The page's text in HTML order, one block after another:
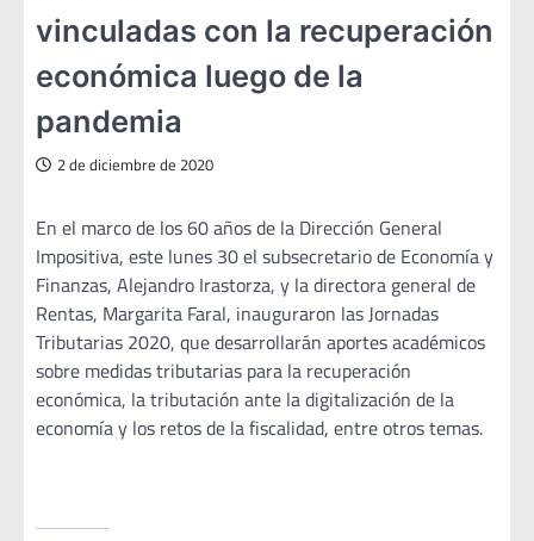
vinculadas con la recuperación
económica luego de la
pandemia
2 de diciembre de 2020
En el marco de los 60 años de la Dirección General
Impositiva, este lunes 30 el subsecretario de Economía y
Finanzas, Alejandro Irastorza, y la directora general de
Rentas, Margarita Faral, inauguraron las Jornadas
Tributarias 2020, que desarrollarán aportes académicos
sobre medidas tributarias para la recuperación
económica, la tributación ante la digitalización de la
economía y los retos de la fiscalidad, entre otros temas.